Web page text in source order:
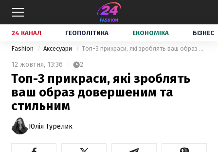
24 КАНАЛ ГЕОПОЛІТИКА ЕКОНОМІКА БІЗНЕС
Fashion Аксесуари Топ-3 прикраси, які зроблять ваш образ довершеним та стильним
12 жовтня, 13:36 2
Топ-3 прикраси, які зроблять
ваш образ довершеним та
стильним
Юлія Турелик